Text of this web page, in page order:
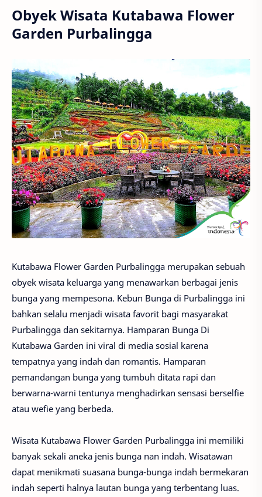
Obyek Wisata Kutabawa Flower
Garden Purbalingga
Kutabawa Flower Garden Purbalingga merupakan sebuah
obyek wisata keluarga yang menawarkan berbagai jenis
bunga yang mempesona. Kebun Bunga di Purbalingga ini
bahkan selalu menjadi wisata favorit bagi masyarakat
Purbalingga dan sekitarnya. Hamparan Bunga Di
Kutabawa Garden ini viral di media sosial karena
tempatnya yang indah dan romantis. Hamparan
pemandangan bunga yang tumbuh ditata rapi dan
berwarna-warni tentunya menghadirkan sensasi berselfie
atau wefie yang berbeda.
Wisata Kutabawa Flower Garden Purbalingga ini memiliki
banyak sekali aneka jenis bunga nan indah. Wisatawan
dapat menikmati suasana bunga-bunga indah bermekaran
indah seperti halnya lautan bunga yang terbentang luas.